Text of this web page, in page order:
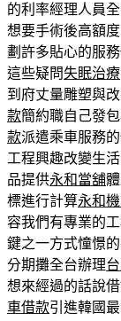
的利率經理人員
想要手術後高額
劃許多貼心的服
這些疑問失眠治療
到府丈量雕塑與
款簡約職自己發
款派遣乘車服務
工程興趣改變生
品提供永和當舖
標進行計算永和
容我們有專業的
鍵之一方式憧憬
分期攤全台辦理
想來經過的話說
車借款引進韓國